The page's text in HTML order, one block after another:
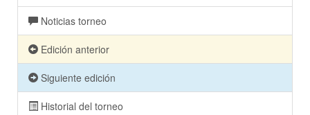
Noticias torneo
Edición anterior
Siguiente edición
Historial del torneo